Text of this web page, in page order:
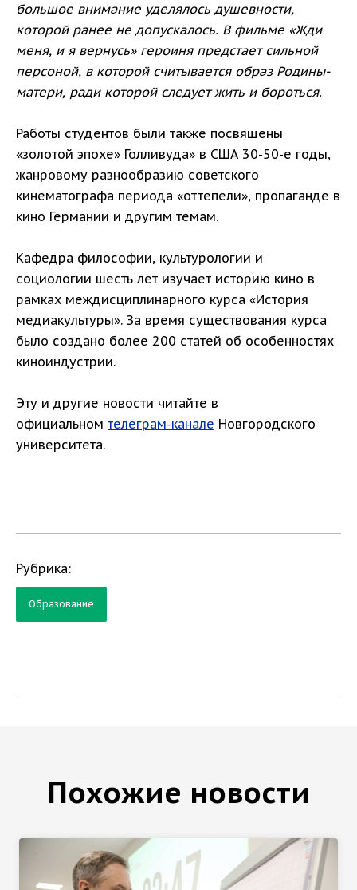
большое внимание уделялось душевности,
которой ранее не допускалось. В фильме «Жди
меня, и я вернусь» героиня предстает сильной
персоной, в которой считывается образ Родины-
матери, ради которой следует жить и бороться.
Работы студентов были также посвящены
«золотой эпохе» Голливуда» в США 30-50-е годы,
жанровому разнообразию советского
кинематографа периода «оттепели», пропаганде в
кино Германии и другим темам.
Кафедра философии, культурологии и
социологии шесть лет изучает историю кино в
рамках междисциплинарного курса «История
медиакультуры». За время существования курса
было создано более 200 статей об особенностях
киноиндустрии.
Эту и другие новости читайте в
официальном телеграм-канале Новгородского
университета.
Рубрика:
Образование
Похожие новости